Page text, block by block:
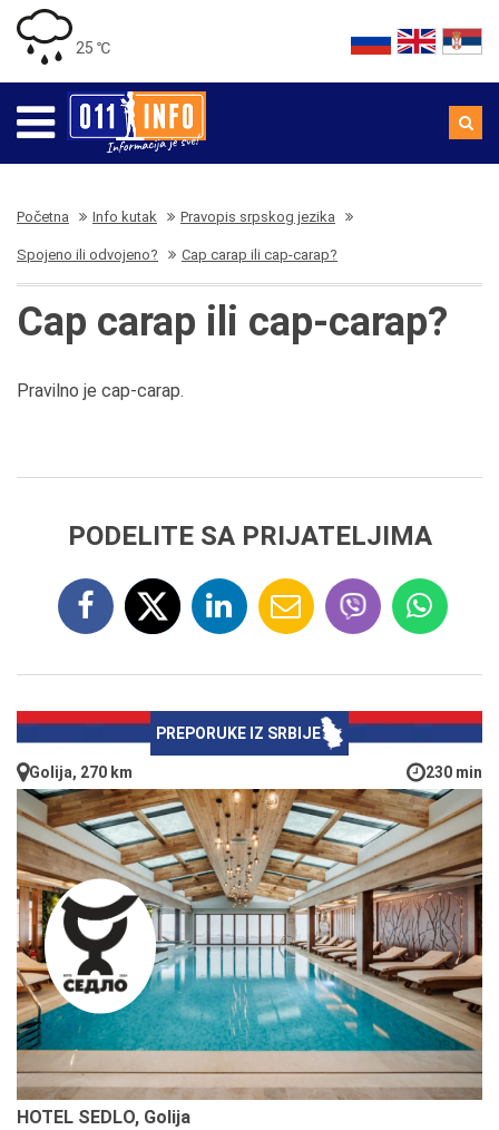
25 ℃
Početna Info kutak Pravopis srpskog jezika
Spojeno ili odvojeno? Cap carap ili cap-carap?
Cap carap ili cap-carap?
Pravilno je cap-carap.
PODELITE SA PRIJATELJIMA
PREPORUKE IZ SRBIJE
Golija, 270 km 230 min
HOTEL SEDLO, Golija